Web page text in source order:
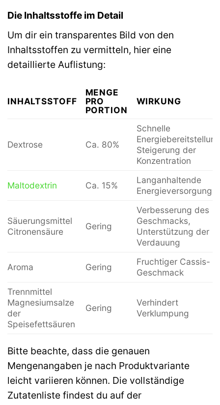
Die Inhaltsstoffe im Detail
Um dir ein transparentes Bild von den
Inhaltsstoffen zu vermitteln, hier eine
detaillierte Auflistung:
INHALTSSTOFF
MENGE
PRO
PORTION
WIRKUNG
Dextrose Ca. 80%
Schnelle
Steigerung der
Konzentration
Maltodextrin Ca. 15%
Langanhaltende
Energieversorgung
Säuerungsmittel
Citronensäure
Gering
Verbesserung des
Geschmacks,
Unterstützung der
Verdauung
Aroma Gering
Fruchtiger Cassis-
Geschmack
Trennmittel
Magnesiumsalze
der
Speisefettsäuren
Gering
Verhindert
Verklumpung
Bitte beachte, dass die genauen
Mengenangaben je nach Produktvariante
leicht variieren können. Die vollständige
Zutatenliste findest du auf der